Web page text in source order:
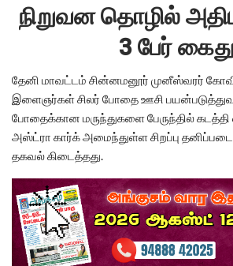
நிறுவன தொழில்
3 பேர் கைது
தேனி மாவட்டம் சின்னமனூர் முனீஸ்வரர்
இளைஞர்கள் சிலர் போதை ஊசி
போதைக்கான மருந்துகளை பேருந்தில் கடத்தி
அஸ்ட்ரா கார்க் அமைந்துள்ள சிறப்பு தனிப்படை
தகவல் கிடைத்தது.